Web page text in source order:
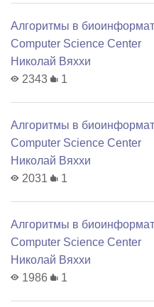
Алгоритмы в
Computer Science Center
Николай Вяххи
2343
1
Алгоритмы в
Computer Science Center
Николай Вяххи
2031
1
Алгоритмы в
Computer Science Center
Николай Вяххи
1986
1